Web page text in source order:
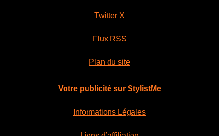
Twitter X
Flux RSS
Plan du site
Votre publicité sur StylistMe
Informations Légales